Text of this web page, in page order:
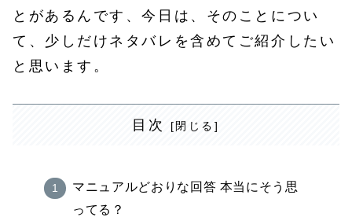
とがあるんです、今日は、そのことについ
て、少しだけネタバレを含めてご紹介したい
と思います。
目次
マニュアルどおりな回答 本当にそう思
ってる？